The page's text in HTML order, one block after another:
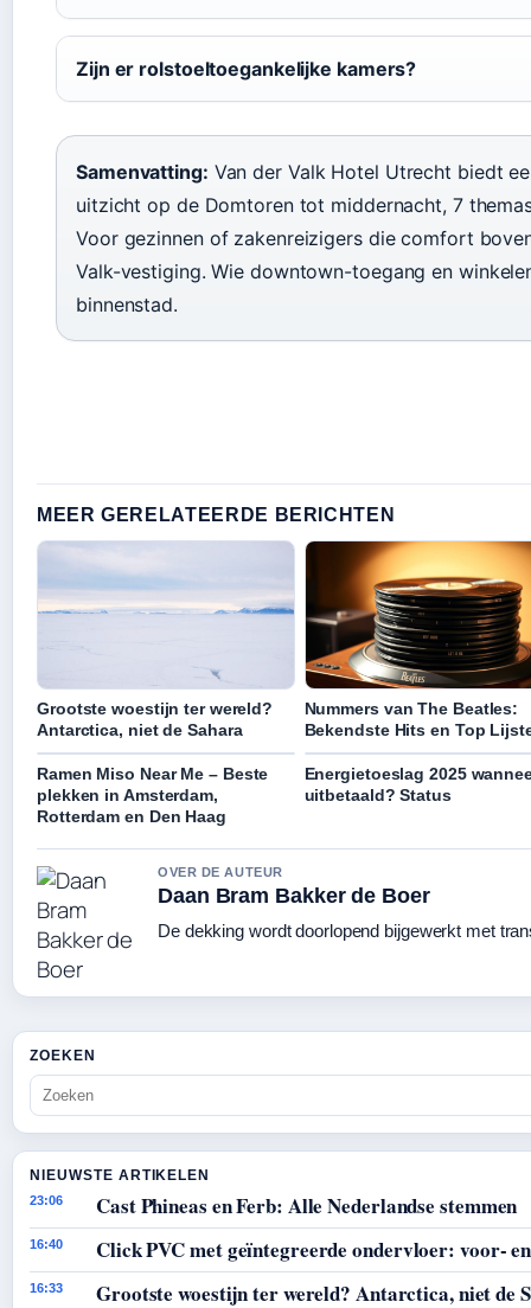
Zijn er rolstoeltoegankelijke kamers?
Samenvatting: Van der Valk Hotel Utrecht biedt
uitzicht op de Domtoren tot middernacht, 7
Voor gezinnen of zakenreizigers die comfort
Valk-vestiging. Wie downtown-toegang en
binnenstad.
MEER GERELATEERDE BERICHTEN
Grootste woestijn ter wereld?
Antarctica, niet de Sahara
Nummers van The Beatles:
Bekendste Hits en Top
Ramen Miso Near Me – Beste
plekken in Amsterdam,
Rotterdam en Den Haag
Energietoeslag 2025
uitbetaald? Status
OVER DE AUTEUR
Daan Bram Bakker de Boer
De dekking wordt doorlopend bijgewerkt met
ZOEKEN
NIEUWSTE ARTIKELEN
23:06 Cast Phineas en Ferb: Alle Nederlandse stemmen
16:40 Click PVC met geïntegreerde ondervloer: voor-
16:33 Grootste woestijn ter wereld? Antarctica, niet de